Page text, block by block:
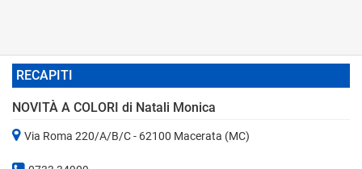
RECAPITI
NOVITÀ A COLORI di Natali Monica
Via Roma 220/A/B/C - 62100 Macerata (MC)